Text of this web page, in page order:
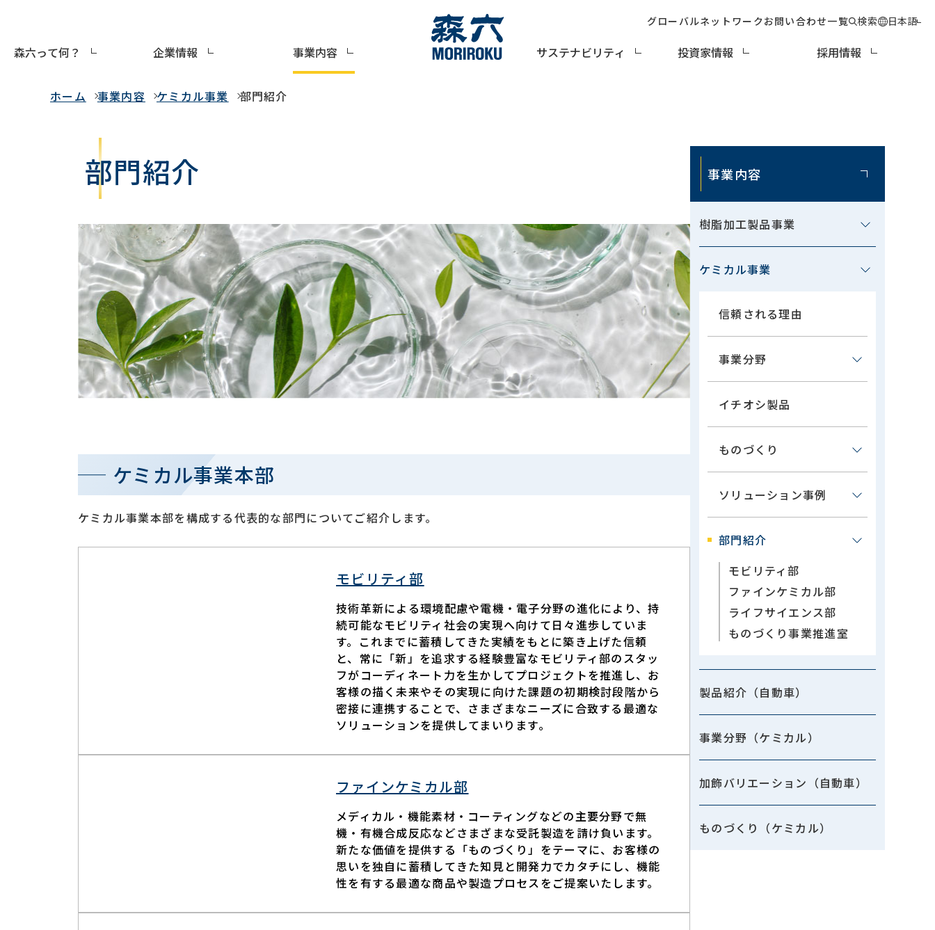
森六って何？ 企業情報 事業内容 サステナビリティ 投資家情報 採用情報
グローバルネットワークお問い合わせ一覧 検索 日本語
事業内容
ホーム 事業内容 ケミカル事業 部門紹介
事業内容
樹脂加工製品事業
ケミカル事業
信頼される理由
事業分野
イチオシ製品
ものづくり
ソリューション事例
部門紹介
モビリティ部
ファインケミカル部
ライフサイエンス部
ものづくり事業推進室
製品紹介（自動車）
事業分野（ケミカル）
加飾バリエーション（自動車）
ものづくり（ケミカル）
部門紹介
ケミカル事業本部
ケミカル事業本部を構成する代表的な部門についてご紹介します。
モビリティ部
技術革新による環境配慮や電機・電子分野の進化により、持
続可能なモビリティ社会の実現へ向けて日々進歩していま
す。これまでに蓄積してきた実績をもとに築き上げた信頼
と、常に「新」を追求する経験豊富なモビリティ部のスタッ
フがコーディネート力を生かしてプロジェクトを推進し、お
客様の描く未来やその実現に向けた課題の初期検討段階から
密接に連携することで、さまざまなニーズに合致する最適な
ソリューションを提供してまいります。
ファインケミカル部
メディカル・機能素材・コーティングなどの主要分野で無
機・有機合成反応などさまざまな受託製造を請け負います。
新たな価値を提供する「ものづくり」をテーマに、お客様の
思いを独自に蓄積してきた知見と開発力でカタチにし、機能
性を有する最適な商品や製造プロセスをご提案いたします。